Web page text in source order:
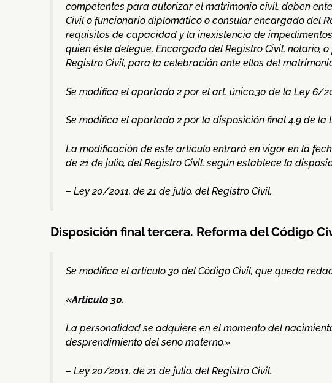
competentes para autorizar el matrimonio civil, deben
Civil o funcionario diplomático o consular encargado del
requisitos de capacidad y la inexistencia de
quien éste delegue, Encargado del Registro Civil,
Registro Civil, para la celebración ante ellos del
Se modifica el apartado 2 por el art. único.30 de la Ley 6/
Se modifica el apartado 2 por la disposición final 4.9 de la
La modificación de este artículo entrará en vigor en la
de 21 de julio, del Registro Civil, según establece la
– Ley 20/2011, de 21 de julio, del Registro Civil.
Disposición final tercera. Reforma del Código
Se modifica el artículo 30 del Código Civil, que queda
«Artículo 30.
La personalidad se adquiere en el momento del
desprendimiento del seno materno.»
– Ley 20/2011, de 21 de julio, del Registro Civil.